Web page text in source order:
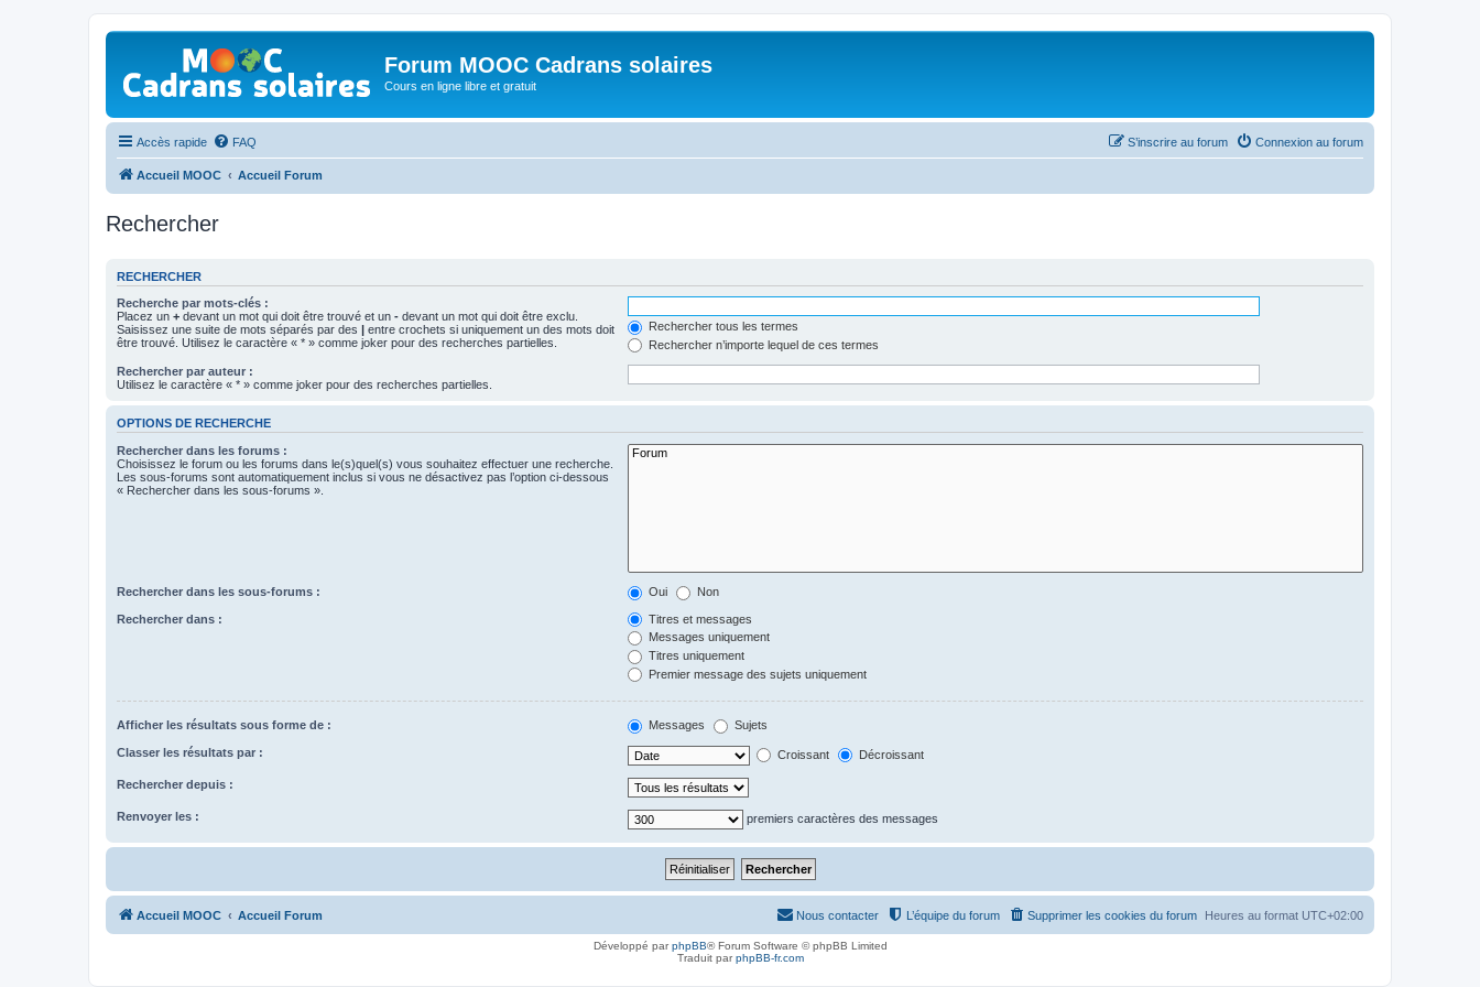
Forum MOOC Cadrans solaires
Cours en ligne libre et gratuit
Accès rapide FAQ Connexion au forum
S’inscrire au forum
Accueil MOOC Accueil Forum
Rechercher
RECHERCHER
Recherche par mots-clés :
Placez un + devant un mot qui doit être trouvé et un - devant un mot qui doit être exclu.
Saisissez une suite de mots séparés par des | entre crochets si uniquement un des mots doit
être trouvé. Utilisez le caractère « * » comme joker pour des recherches partielles.
Rechercher tous les termes
Rechercher n’importe lequel de ces termes
Rechercher par auteur :
Utilisez le caractère « * » comme joker pour des recherches partielles.
OPTIONS DE RECHERCHE
Rechercher dans les forums :
Choisissez le forum ou les forums dans le(s)quel(s) vous souhaitez effectuer une recherche.
Les sous-forums sont automatiquement inclus si vous ne désactivez pas l’option ci-dessous
« Rechercher dans les sous-forums ».
Rechercher dans les sous-forums : Oui Non
Rechercher dans :
Titres et messages
Messages uniquement
Titres uniquement
Premier message des sujets uniquement
Afficher les résultats sous forme de : Messages Sujets
Classer les résultats par : Croissant Décroissant
Rechercher depuis :
Renvoyer les : premiers caractères des messages
Accueil MOOC Accueil Forum Heures au format UTC+02:00
Supprimer les cookies du forum
L’équipe du forum
Nous contacter
Développé parphpBB® Forum Software © phpBB Limited
Traduit parphpBB-fr.com